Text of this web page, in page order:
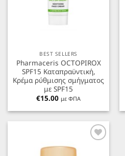
BEST SELLERS
Pharmaceris OCTOPIROX
SPF15 Καταπραϋντική,
Κρέμα ρύθμισης σμήγματος
με SPF15
€15.00 με ΦΠΑ
Προσθήκη
Αγαπημένα